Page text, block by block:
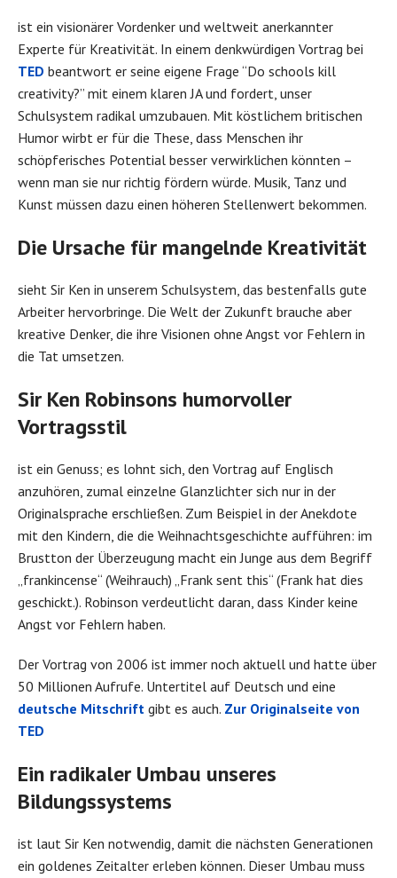
ist ein visionärer Vordenker und weltweit anerkannter
Experte für Kreativität. In einem denkwürdigen Vortrag bei
TED beantwort er seine eigene Frage “Do schools kill
creativity?” mit einem klaren JA und fordert, unser
Schulsystem radikal umzubauen. Mit köstlichem britischen
Humor wirbt er für die These, dass Menschen ihr
schöpferisches Potential besser verwirklichen könnten –
wenn man sie nur richtig fördern würde. Musik, Tanz und
Kunst müssen dazu einen höheren Stellenwert bekommen.
Die Ursache für mangelnde Kreativität
sieht Sir Ken in unserem Schulsystem, das bestenfalls gute
Arbeiter hervorbringe. Die Welt der Zukunft brauche aber
kreative Denker, die ihre Visionen ohne Angst vor Fehlern in
die Tat umsetzen.
Sir Ken Robinsons humorvoller
Vortragsstil
ist ein Genuss; es lohnt sich, den Vortrag auf Englisch
anzuhören, zumal einzelne Glanzlichter sich nur in der
Originalsprache erschließen. Zum Beispiel in der Anekdote
mit den Kindern, die die Weihnachtsgeschichte aufführen: im
Brustton der Überzeugung macht ein Junge aus dem Begriff
„frankincense“ (Weihrauch) „Frank sent this“ (Frank hat dies
geschickt.). Robinson verdeutlicht daran, dass Kinder keine
Angst vor Fehlern haben.
Der Vortrag von 2006 ist immer noch aktuell und hatte über
50 Millionen Aufrufe. Untertitel auf Deutsch und eine
deutsche Mitschrift gibt es auch. Zur Originalseite von
TED
Ein radikaler Umbau unseres
Bildungssystems
ist laut Sir Ken notwendig, damit die nächsten Generationen
ein goldenes Zeitalter erleben können. Dieser Umbau muss